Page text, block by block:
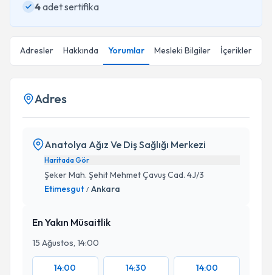
4adet sertifika
Adresler Hakkında Yorumlar Mesleki Bilgiler İçerikler
Adres
Anatolya Ağız Ve Diş Sağlığı Merkezi
Haritada Gör
Şeker Mah. Şehit Mehmet Çavuş Cad. 4J/3
Etimesgut / Ankara
En Yakın Müsaitlik
15 Ağustos, 14:00
14:00 14:30 14:00